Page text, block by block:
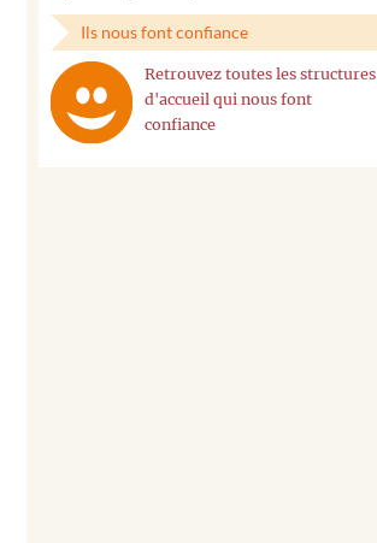
Ils nous font confiance
Retrouvez toutes les structures
d'accueil qui nous font
confiance